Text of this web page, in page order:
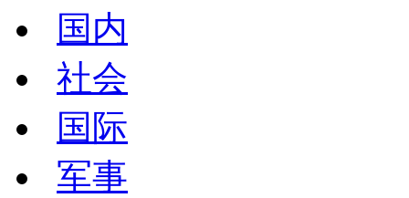
国内
社会
国际
军事